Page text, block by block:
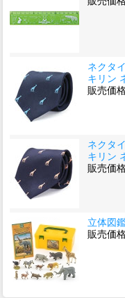
ネクタイ
キリン
販売価
ネクタイ
キリン
販売価
立体図
販売価